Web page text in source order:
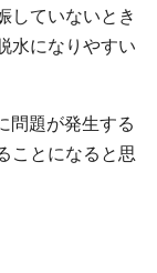
していないとき
水になりやすい
問題が発生する
ことになると思